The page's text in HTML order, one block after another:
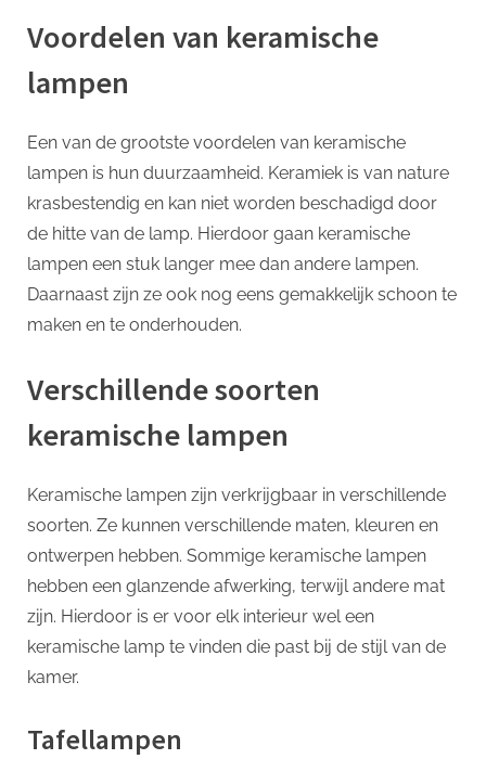
Voordelen van keramische
lampen
Een van de grootste voordelen van keramische
lampen is hun duurzaamheid. Keramiek is van nature
krasbestendig en kan niet worden beschadigd door
de hitte van de lamp. Hierdoor gaan keramische
lampen een stuk langer mee dan andere lampen.
Daarnaast zijn ze ook nog eens gemakkelijk schoon te
maken en te onderhouden.
Verschillende soorten
keramische lampen
Keramische lampen zijn verkrijgbaar in verschillende
soorten. Ze kunnen verschillende maten, kleuren en
ontwerpen hebben. Sommige keramische lampen
hebben een glanzende afwerking, terwijl andere mat
zijn. Hierdoor is er voor elk interieur wel een
keramische lamp te vinden die past bij de stijl van de
kamer.
Tafellampen